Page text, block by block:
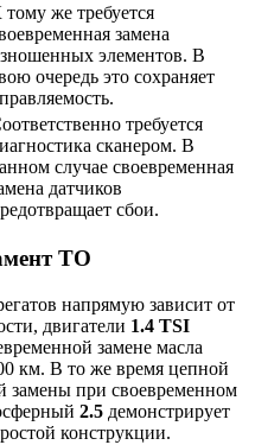
тому же требуется
замена
элементов. В
очередь это сохраняет
требуется
сканером. В
случае своевременная
датчиков
сбои.
ТО
напрямую зависит от
двигатели 1.4 TSI
замене масла
км. В то же время цепной
замены при своевременном
2.5 демонстрирует
конструкции.